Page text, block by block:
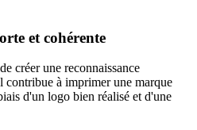
et cohérente
créer une reconnaissance
contribue à imprimer une marque
d'un logo bien réalisé et d'une